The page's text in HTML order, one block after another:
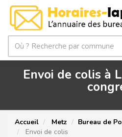
Envoi de colis à
Accueil Metz
Bureau de
Envoi de colis